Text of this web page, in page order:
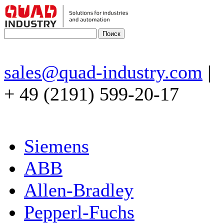
sales@quad-industry.com |
+ 49 (2191) 599-20-17
Siemens
ABB
Allen-Bradley
Pepperl-Fuchs